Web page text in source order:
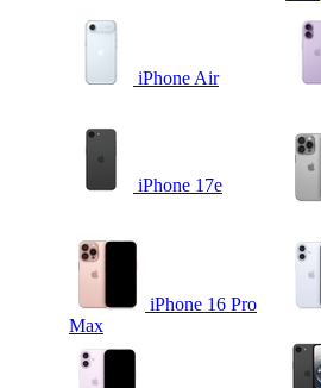
iPhone Air
iPhone 17e
iPhone 16 Pro
Max